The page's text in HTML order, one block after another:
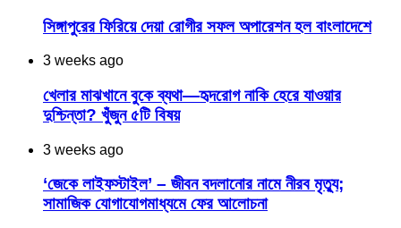
সিঙ্গাপুরের ফিরিয়ে দেয়া রোগীর সফল অপারেশন হল বাংলাদেশে
3 weeks ago
খেলার মাঝখানে বুকে ব্যথা—হৃদরোগ নাকি হেরে যাওয়ার
দুশ্চিন্তা? খুঁজুন ৫টি বিষয়
3 weeks ago
‘জেকে লাইফস্টাইল’ – জীবন বদলানোর নামে নীরব মৃত্যু;
সামাজিক যোগাযোগমাধ্যমে ফের আলোচনা